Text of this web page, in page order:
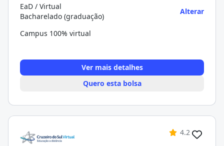
EaD / Virtual
Bacharelado (graduação)
Alterar
Campus 100% virtual
Ver mais detalhes
Quero esta bolsa
4.2